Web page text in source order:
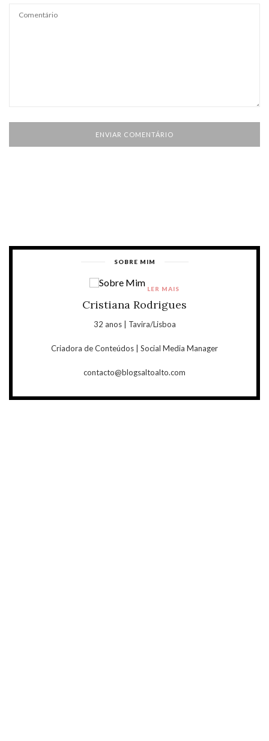
SOBRE MIM
Cristiana Rodrigues
32 anos | Tavira/Lisboa
Criadora de Conteúdos | Social Media Manager
contacto@blogsaltoalto.com
LER MAIS